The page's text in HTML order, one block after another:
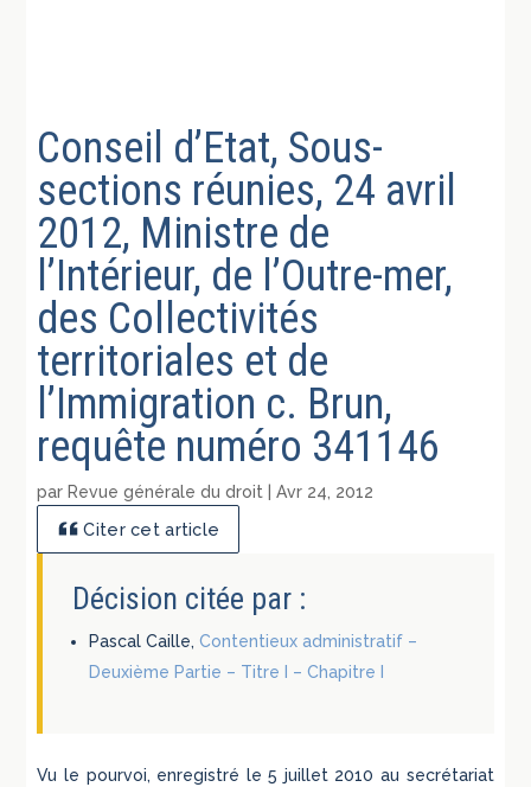
Conseil d’Etat, Sous-
sections réunies, 24 avril
2012, Ministre de
l’Intérieur, de l’Outre-mer,
des Collectivités
territoriales et de
l’Immigration c. Brun,
requête numéro 341146
parRevue générale du droit |Avr 24, 2012
Citer cet article
Décision citée par :
Pascal Caille,Contentieux administratif –
Deuxième Partie – Titre I – Chapitre I
Vu le pourvoi, enregistré le 5 juillet 2010 au secrétariat